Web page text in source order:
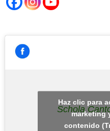
Schola
Haz clic para
marketing
contenido